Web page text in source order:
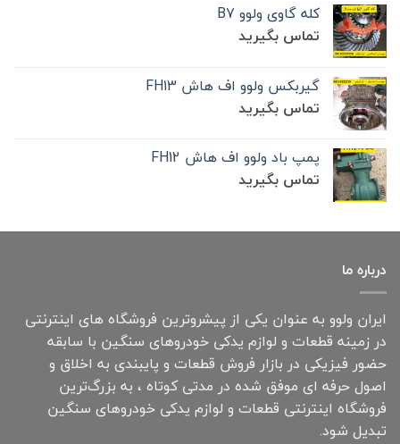
کله گاوی ولوو B7
تماس بگیرید
گیربکس ولوو اف هاش FH13
تماس بگیرید
پمپ باد ولوو اف هاش FH12
تماس بگیرید
درباره ما
ایران ولوو به عنوان یکی از پیشروترین فروشگاه های اینترنتی
در زمینه قطعات و لوازم یدکی خودروهای سنگین با سابقه
حضور فیزیکی در بازار فروش قطعات و پایبندی به اخلاق و
اصول حرفه ای موفق شده در مدتی کوتاه ، به بزرگ‌ترین
فروشگاه اینترنتی قطعات و لوازم یدکی خودروهای سنگین
تبدیل شود.